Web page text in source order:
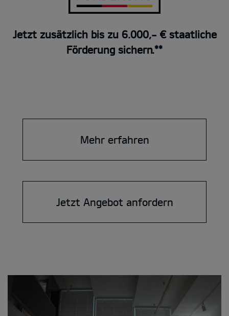
Jetzt zusätzlich bis zu 6.000,- € staatliche
Förderung sichern.**
Mehr erfahren
Jetzt Angebot anfordern